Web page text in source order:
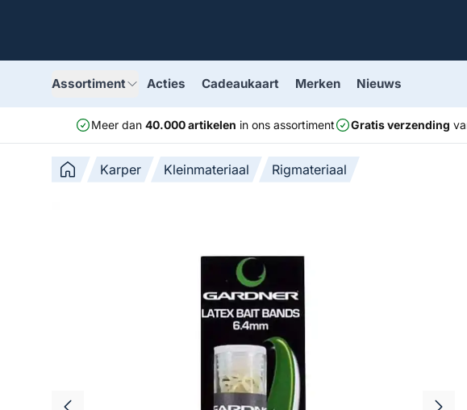
Assortiment Acties Cadeaukaart Merken Nieuws
Meer dan 40.000 artikelen in ons assortiment Gratis verzending
Karper Kleinmateriaal Rigmateriaal